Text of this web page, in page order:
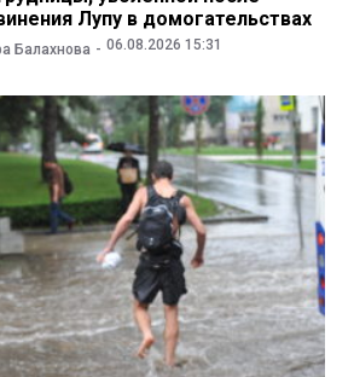
Лупу в домогательствах
Балахнова 06.08.2026 15:31